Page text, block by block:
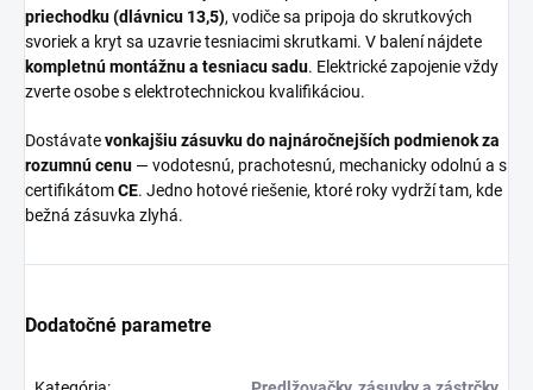
priechodku (dlávnicu 13,5), vodiče sa pripoja do skrutkových
svoriek a kryt sa uzavrie tesniacimi skrutkami. V balení nájdete
kompletnú montážnu a tesniacu sadu. Elektrické zapojenie vždy
zverte osobe s elektrotechnickou kvalifikáciou.
Dostávatevonkajšiu zásuvku do najnáročnejších podmienok za
rozumnú cenu — vodotesnú, prachotesnú, mechanicky odolnú a s
certifikátomCE. Jedno hotové riešenie, ktoré roky vydrží tam, kde
bežná zásuvka zlyhá.
Dodatočné parametre